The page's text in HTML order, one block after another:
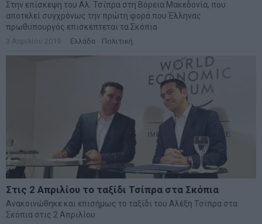
Στην επίσκεψη του Αλ. Τσίπρα στη Βόρεια Μακεδονία, που
αποτελεί συγχρόνως την πρώτη φορά που Έλληνας
πρωθυπουργός επισκέπτεται τα Σκόπια
3 Απριλίου 2019 Ελλάδα Πολιτική
Στις 2 Απριλίου το ταξίδι Τσίπρα στα Σκόπια
Ανακοινώθηκε και επισήμως το ταξίδι του Αλέξη Τσίπρα στα
Σκόπια στις 2 Απριλίου